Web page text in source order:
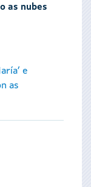
as nubes
e
as